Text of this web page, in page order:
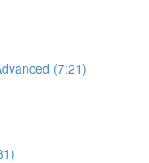
(7:21)